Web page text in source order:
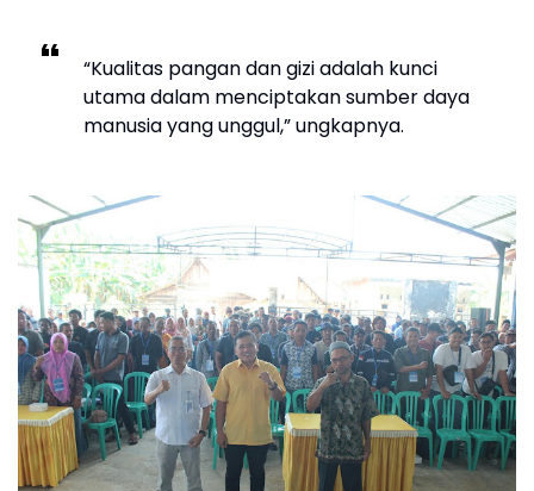
“Kualitas pangan dan gizi adalah kunci
utama dalam menciptakan sumber daya
manusia yang unggul,” ungkapnya.